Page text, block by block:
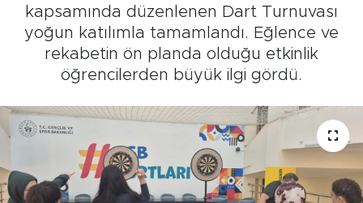
kapsamında düzenlenen Dart Turnuvası
yoğun katılımla tamamlandı. Eğlence ve
rekabetin ön planda olduğu etkinlik
öğrencilerden büyük ilgi gördü.